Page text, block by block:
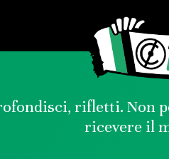
rifletti. Non
ricevere il